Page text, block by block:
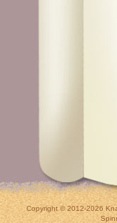
Copyright © 2012-2026